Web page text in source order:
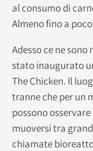
al consumo di
Almeno fino a
Adesso ce ne sono
stato inaugurato
The Chicken. Il
tranne che per un
possono
muoversi tra
chiamate